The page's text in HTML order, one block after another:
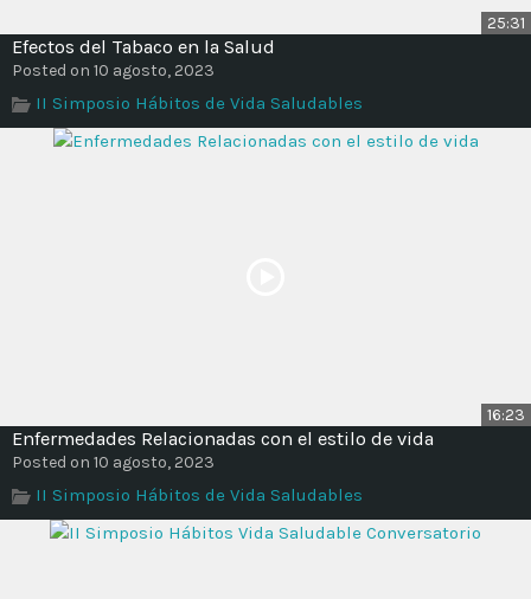
25:31
Efectos del Tabaco en la Salud
Posted on 10 agosto, 2023
II Simposio Hábitos de Vida Saludables
16:23
Enfermedades Relacionadas con el estilo de vida
Posted on 10 agosto, 2023
II Simposio Hábitos de Vida Saludables